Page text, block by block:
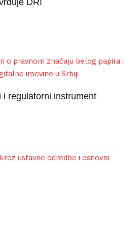
DRI
i regulatorni instrument